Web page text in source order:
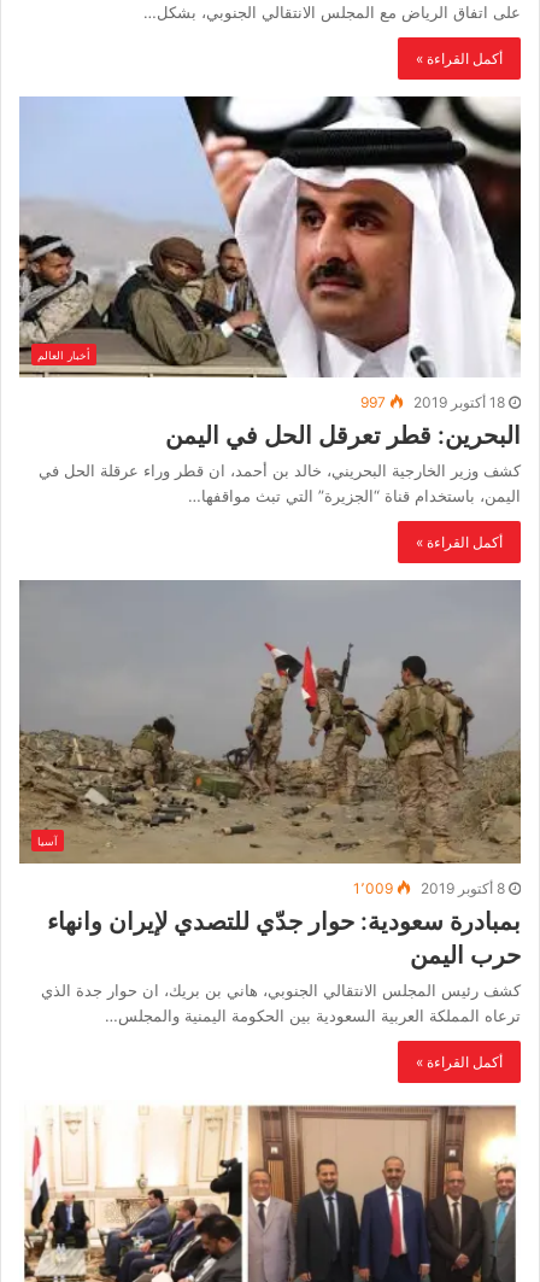
على اتفاق الرياض مع المجلس الانتقالي الجنوبي، بشكل…
أكمل القراءة »
أخبار العالم
18 أكتوبر 2019 997
البحرين: قطر تعرقل الحل في اليمن
كشف وزير الخارجية البحريني، خالد بن أحمد، ان قطر وراء عرقلة الحل في
اليمن، باستخدام قناة “الجزيرة” التي تبث مواقفها…
أكمل القراءة »
آسيا
8 أكتوبر 2019 1٬009
بمبادرة سعودية: حوار جدّي للتصدي لإيران وانهاء
حرب اليمن
كشف رئيس المجلس الانتقالي الجنوبي، هاني بن بريك، ان حوار جدة الذي
ترعاه المملكة العربية السعودية بين الحكومة اليمنية والمجلس…
أكمل القراءة »